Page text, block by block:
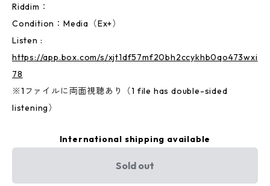
Riddim：
Condition：Media（Ex+）
Listen :
https://app.box.com/s/xjt1df57mf20bh2ccykhb0qo473wxi
78
※1ファイルに両面視聴あり（1 file has double-sided
listening）
International shipping available
Sold out